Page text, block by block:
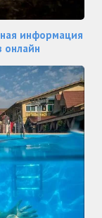
информация
онлайн